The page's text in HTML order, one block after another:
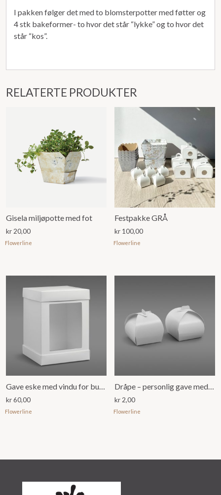
I pakken følger det med to blomsterpotter med føtter og
4 stk bakeformer- to hvor det står “lykke” og to hvor det
står “kos”.
RELATERTE PRODUKTER
Gisela miljøpotte med fot
kr 20,00
Flowerline
Festpakke GRÅ
kr 100,00
Flowerline
kr60,00
Flowerline
kr 2,00
Flowerline